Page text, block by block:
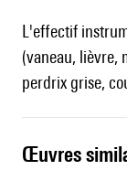
L'effectif
(vaneau, lièvre,
perdrix grise,
œuvres